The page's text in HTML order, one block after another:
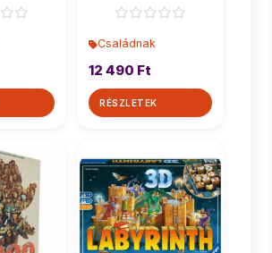
Családnak
12 490 Ft
RÉSZLETEK